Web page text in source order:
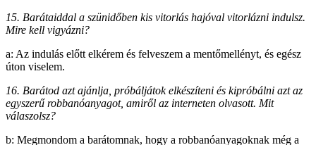
15. Barátaiddal a szünidőben kis vitorlás hajóval vitorlázni indulsz.
Mire kell vigyázni?
a: Az indulás előtt elkérem és felveszem a mentőmellényt, és egész
úton viselem.
16. Barátod azt ajánlja, próbáljátok elkészíteni és kipróbálni azt az
egyszerű robbanóanyagot, amiről az interneten olvasott. Mit
válaszolsz?
b: Megmondom a barátomnak, hogy a robbanóanyagoknak még a